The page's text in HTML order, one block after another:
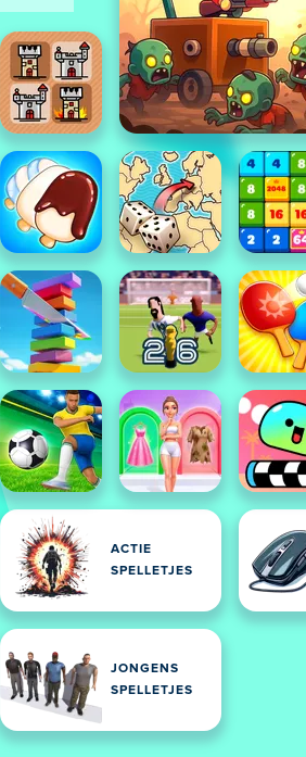
ACTIE
SPELLETJES
JONGENS
SPELLETJES